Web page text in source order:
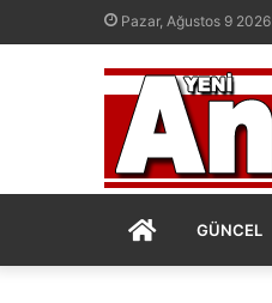
Pazar, Ağustos 9 2026
ANASAYFA
GÜNCEL